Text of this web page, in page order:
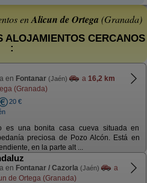
enAlicun de Ortega (Granada)
ALOJAMIENTOS CERCANOS
:
en Fontanar (Jaén) a 16,2 km
(Granada)
20 €
es una bonita casa cueva situada en
preciosa de Pozo Alcón. Está en
en la parte alt ...
en Fontanar / Cazorla (Jaén)
a
de Ortega (Granada)